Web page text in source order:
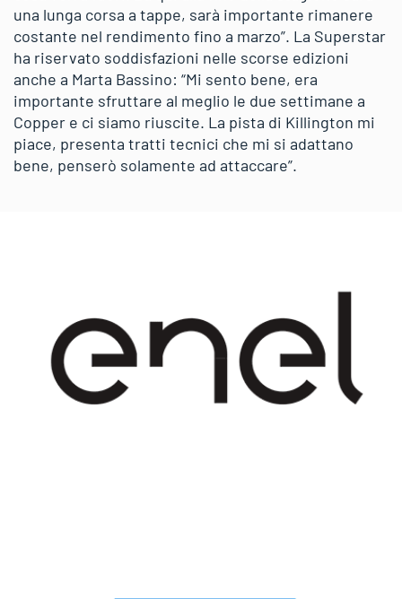
una lunga corsa a tappe, sarà importante rimanere
costante nel rendimento fino a marzo”. La Superstar
ha riservato soddisfazioni nelle scorse edizioni
anche a Marta Bassino: “Mi sento bene, era
importante sfruttare al meglio le due settimane a
Copper e ci siamo riuscite. La pista di Killington mi
piace, presenta tratti tecnici che mi si adattano
bene, penserò solamente ad attaccare”.